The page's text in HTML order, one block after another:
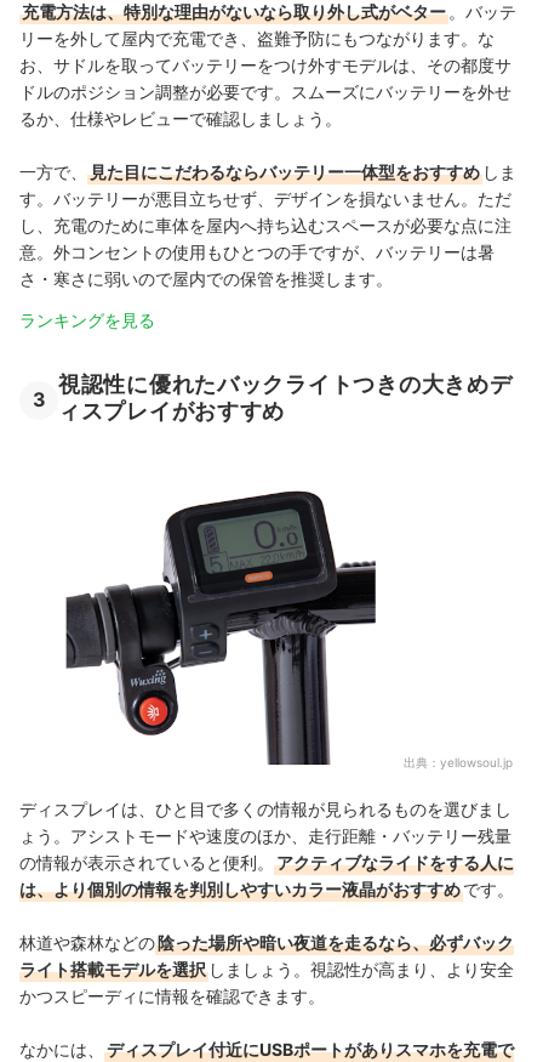
充電方法は、特別な理由がないなら取り外し式がベター 。バッテ
リーを外して屋内で充電でき、盗難予防にもつながります。な
お、サドルを取ってバッテリーをつけ外すモデルは、その都度サ
ドルのポジション調整が必要です。スムーズにバッテリーを外せ
るか、仕様やレビューで確認しましょう。
一方で、 見た目にこだわるならバッテリー一体型をおすすめ しま
す。バッテリーが悪目立ちせず、デザインを損ないません。ただ
し、充電のために車体を屋内へ持ち込むスペースが必要な点に注
意。外コンセントの使用もひとつの手ですが、バッテリーは暑
さ・寒さに弱いので屋内での保管を推奨します。
ランキングを見る
3
視認性に優れたバックライトつきの大きめデ
ィスプレイがおすすめ
出典： yellowsoul.jp
ディスプレイは、ひと目で多くの情報が見られるものを選びまし
ょう。アシストモードや速度のほか、走行距離・バッテリー残量
の情報が表示されていると便利。
アクティブなライドをする人に
は、より個別の情報を判別しやすいカラー液晶がおすすめです。
林道や森林などの陰った場所や暗い夜道を走るなら、必ずバック
ライト搭載モデルを選択 しましょう。視認性が高まり、より安全
かつスピーディに情報を確認できます。
なかには、
ディスプレイ付近にUSBポートがありスマホを充電で